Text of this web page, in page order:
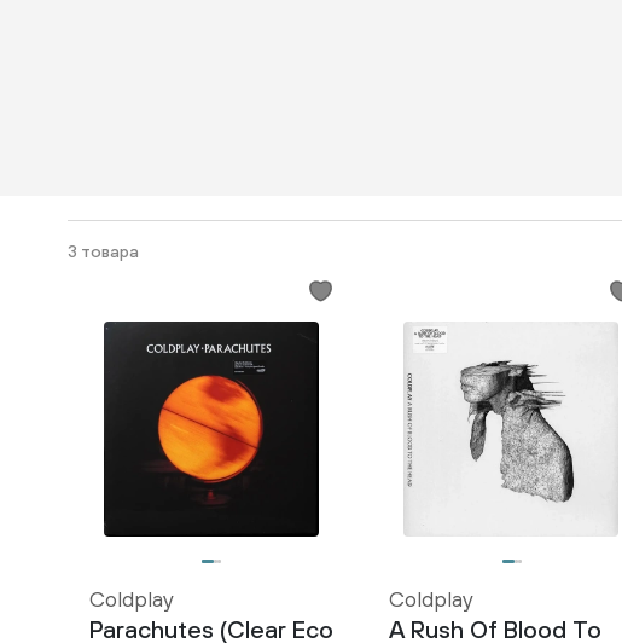
3 товара
Coldplay
Parachutes (Clear Eco
Coldplay
A Rush Of Blood To